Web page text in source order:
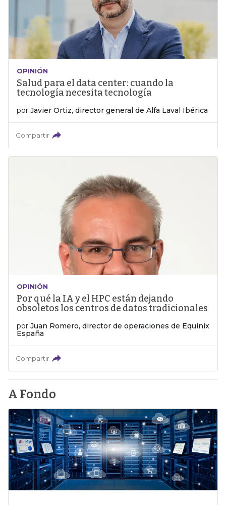
OPINIÓN
Salud para el data center: cuando la
tecnología necesita tecnología
por Javier Ortiz, director general de Alfa Laval Ibérica
Compartir
OPINIÓN
Por qué la IA y el HPC están dejando
obsoletos los centros de datos tradicionales
por Juan Romero, director de operaciones de Equinix
España
Compartir
A Fondo